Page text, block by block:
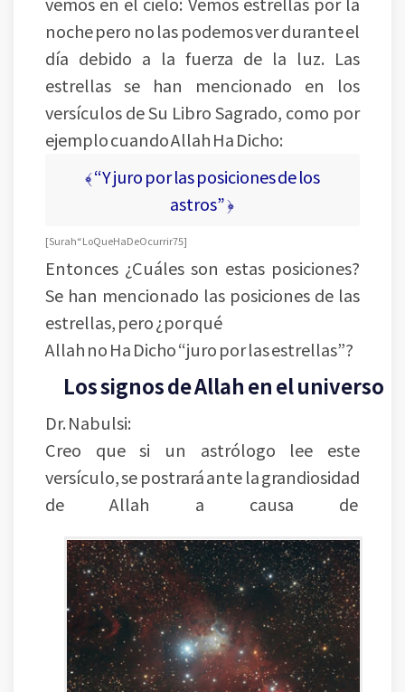
noche pero no las podemos ver durante el
día debido a la fuerza de la luz. Las
estrellas se han mencionado en los
versículos de Su Libro Sagrado, como por
ejemplo cuando Allah Ha Dicho:
﴾ “Y juro por las posiciones de los
astros” ﴿
[ Surah “Lo Que Ha De Ocurrir 75 ]
Entonces ¿Cuáles son estas posiciones?
Se han mencionado las posiciones de las
estrellas, pero ¿por qué
Allah no Ha Dicho “juro por las estrellas”?
Los signos de Allah en el universo
Dr. Nabulsi:
Creo que si un astrólogo lee este
versículo, se postrará ante la grandiosidad
de Allah a causa de